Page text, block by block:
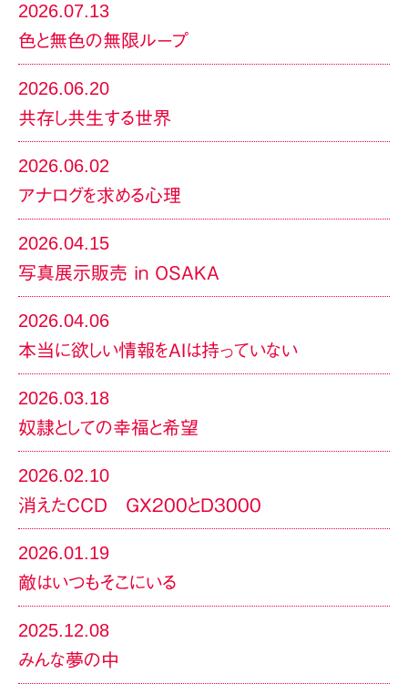
2026.07.13
色と無色の無限ループ
2026.06.20
共存し共生する世界
2026.06.02
アナログを求める心理
2026.04.15
写真展示販売 in OSAKA
2026.04.06
本当に欲しい情報をAIは持っていない
2026.03.18
奴隷としての幸福と希望
2026.02.10
消えたCCD GX200とD3000
2026.01.19
敵はいつもそこにいる
2025.12.08
みんな夢の中